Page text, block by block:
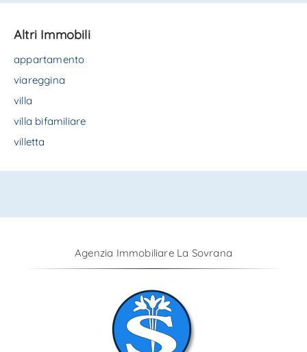
Altri Immobili
appartamento
viareggina
villa
villa bifamiliare
villetta
Agenzia Immobiliare La Sovrana